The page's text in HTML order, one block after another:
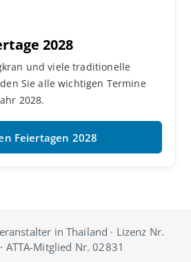
2028
und viele traditionelle
Sie alle wichtigen Termine
2028.
Feiertagen 2028
in Thailand · Lizenz Nr.
ATTA-Mitglied Nr. 02831